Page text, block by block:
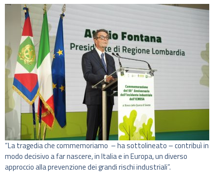
“La tragedia che commemoriamo – ha sottolineato – contribuì in
modo decisivo a far nascere, in Italia e in Europa, un diverso
approccio alla prevenzione dei grandi rischi industriali”.